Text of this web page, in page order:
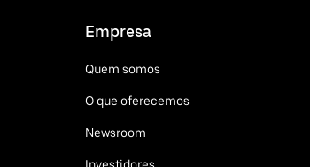
Empresa
Quem somos
O que oferecemos
Newsroom